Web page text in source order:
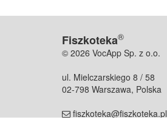
Fiszkoteka®
© 2026 VocApp Sp. z o.o.
ul. Mielczarskiego 8 / 58
02-798 Warszawa, Polska
fiszkoteka@fiszkoteka.pl